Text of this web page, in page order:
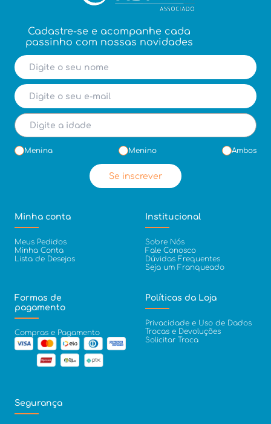
Cadastre-se e acompanhe cada
passinho com nossas novidades
Menina Menino Ambos
Se inscrever
Minha conta
Meus Pedidos
Minha Conta
Lista de Desejos
Institucional
Sobre Nós
Fale Conosco
Dúvidas Frequentes
Seja um Franqueado
Formas de
pagamento
Compras e Pagamento
Políticas da Loja
Privacidade e Uso de Dados
Trocas e Devoluções
Solicitar Troca
Segurança